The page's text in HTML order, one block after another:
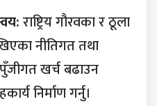
राष्ट्रिय गौरवका र ठूला
नीतिगत तथा
खर्च बढाउन
निर्माण गर्नु।